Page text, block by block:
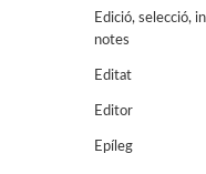
Edició, selecció,
notes
Editat
Editor
Epíleg